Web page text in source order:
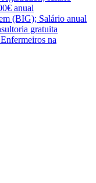
anual
(BIG); Salário anual
gratuita
na